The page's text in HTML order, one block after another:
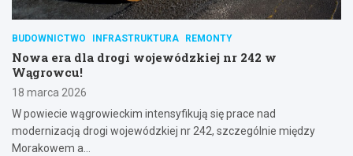
BUDOWNICTWO INFRASTRUKTURA REMONTY
Nowa era dla drogi wojewódzkiej nr 242 w
Wągrowcu!
18 marca 2026
W powiecie wągrowieckim intensyfikują się prace nad
modernizacją drogi wojewódzkiej nr 242, szczególnie między
Morakowem a…